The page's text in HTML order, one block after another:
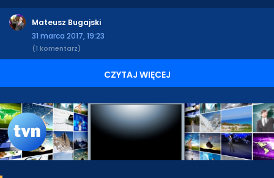
Mateusz Bugajski
31 marca 2017, 19:23
(1 komentarz)
CZYTAJ WIĘCEJ